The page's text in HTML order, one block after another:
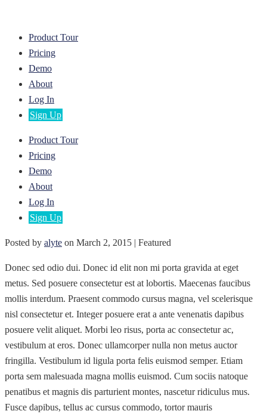
Product Tour
Pricing
Demo
About
Log In
Sign Up
Product Tour
Pricing
Demo
About
Log In
Sign Up
Posted by alyte on March 2, 2015 | Featured
Donec sed odio dui. Donec id elit non mi porta gravida at eget
metus. Sed posuere consectetur est at lobortis. Maecenas faucibus
mollis interdum. Praesent commodo cursus magna, vel scelerisque
nisl consectetur et. Integer posuere erat a ante venenatis dapibus
posuere velit aliquet. Morbi leo risus, porta ac consectetur ac,
vestibulum at eros. Donec ullamcorper nulla non metus auctor
fringilla. Vestibulum id ligula porta felis euismod semper. Etiam
porta sem malesuada magna mollis euismod. Cum sociis natoque
penatibus et magnis dis parturient montes, nascetur ridiculus mus.
Fusce dapibus, tellus ac cursus commodo, tortor mauris